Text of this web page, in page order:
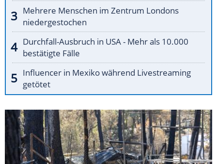
Mehrere Menschen im Zentrum Londons
niedergestochen
Durchfall-Ausbruch in USA - Mehr als 10.000
bestätigte Fälle
Influencer in Mexiko während Livestreaming
getötet